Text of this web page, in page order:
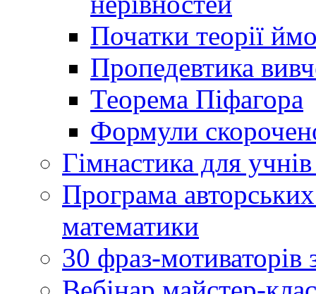
Початки теорії
Пропедевтика
Теорема Піфагора
Формули
Гімнастика для
Програма
математики
30 фраз-